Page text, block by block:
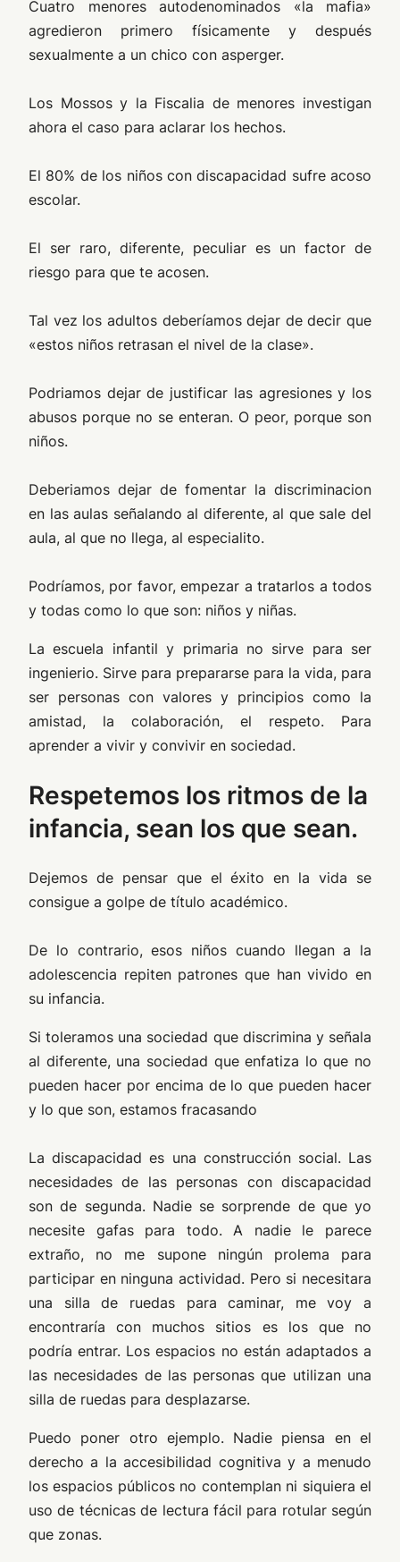
Cuatro menores autodenominados «la mafia»
agredieron primero físicamente y después
sexualmente a un chico con asperger.
Los Mossos y la Fiscalia de menores investigan
ahora el caso para aclarar los hechos.
El 80% de los niños con discapacidad sufre acoso
escolar.
El ser raro, diferente, peculiar es un factor de
riesgo para que te acosen.
Tal vez los adultos deberíamos dejar de decir que
«estos niños retrasan el nivel de la clase».
Podriamos dejar de justificar las agresiones y los
abusos porque no se enteran. O peor, porque son
niños.
Deberiamos dejar de fomentar la discriminacion
en las aulas señalando al diferente, al que sale del
aula, al que no llega, al especialito.
Podríamos, por favor, empezar a tratarlos a todos
y todas como lo que son: niños y niñas.
La escuela infantil y primaria no sirve para ser
ingenierio. Sirve para prepararse para la vida, para
ser personas con valores y principios como la
amistad, la colaboración, el respeto. Para
aprender a vivir y convivir en sociedad.
Respetemos los ritmos de la
infancia, sean los que sean.
Dejemos de pensar que el éxito en la vida se
consigue a golpe de título académico.
De lo contrario, esos niños cuando llegan a la
adolescencia repiten patrones que han vivido en
su infancia.
Si toleramos una sociedad que discrimina y señala
al diferente, una sociedad que enfatiza lo que no
pueden hacer por encima de lo que pueden hacer
y lo que son, estamos fracasando
La discapacidad es una construcción social. Las
necesidades de las personas con discapacidad
son de segunda. Nadie se sorprende de que yo
necesite gafas para todo. A nadie le parece
extraño, no me supone ningún prolema para
participar en ninguna actividad. Pero si necesitara
una silla de ruedas para caminar, me voy a
encontraría con muchos sitios es los que no
podría entrar. Los espacios no están adaptados a
las necesidades de las personas que utilizan una
silla de ruedas para desplazarse.
Puedo poner otro ejemplo. Nadie piensa en el
derecho a la accesibilidad cognitiva y a menudo
los espacios públicos no contemplan ni siquiera el
uso de técnicas de lectura fácil para rotular según
que zonas.